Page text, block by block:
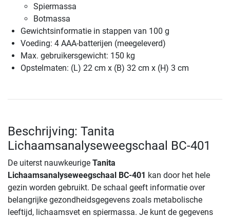
Spiermassa
Botmassa
Gewichtsinformatie in stappen van 100 g
Voeding: 4 AAA-batterijen (meegeleverd)
Max. gebruikersgewicht: 150 kg
Opstelmaten: (L) 22 cm x (B) 32 cm x (H) 3 cm
Beschrijving: Tanita
Lichaamsanalyseweegschaal BC-401
De uiterst nauwkeurige Tanita
Lichaamsanalyseweegschaal BC-401 kan door het hele
gezin worden gebruikt. De schaal geeft informatie over
belangrijke gezondheidsgegevens zoals metabolische
leeftijd, lichaamsvet en spiermassa. Je kunt de gegevens